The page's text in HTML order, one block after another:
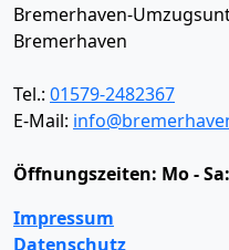
Bremerhaven-
Bremerhaven
Tel.: 01579-2482367
E-Mail:
Öffnungszeiten: Mo -
Impressum
Datenschutz